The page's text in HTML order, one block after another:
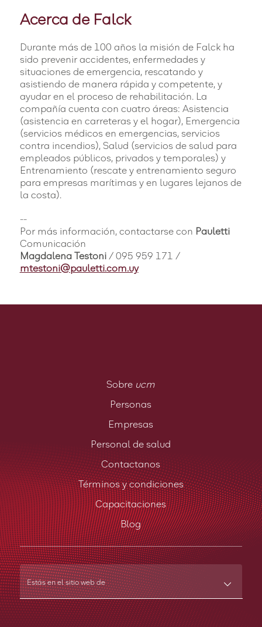
Acerca de Falck
Durante más de 100 años la misión de Falck ha
sido prevenir accidentes, enfermedades y
situaciones de emergencia, rescatando y
asistiendo de manera rápida y competente, y
ayudar en el proceso de rehabilitación. La
compañía cuenta con cuatro áreas: Asistencia
(asistencia en carreteras y el hogar), Emergencia
(servicios médicos en emergencias, servicios
contra incendios), Salud (servicios de salud para
empleados públicos, privados y temporales) y
Entrenamiento (rescate y entrenamiento seguro
para empresas marítimas y en lugares lejanos de
la costa).
--
Por más información, contactarse con Pauletti
Comunicación
Magdalena Testoni/ 095 959 171 /
mtestoni@pauletti.com.uy
Sobre ucm
Personas
Empresas
Personal de salud
Contactanos
Términos y condiciones
Capacitaciones
Blog
Estás en el sitio web de